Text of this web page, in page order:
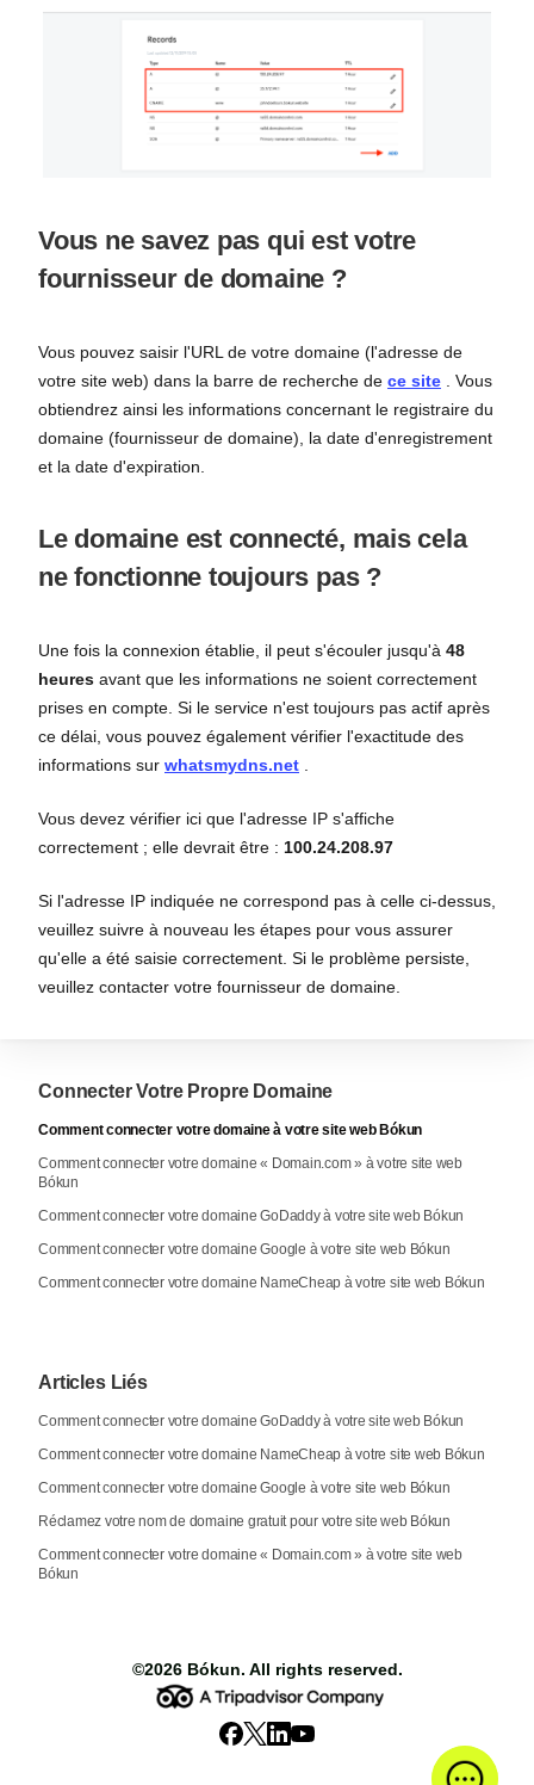
Vous ne savez pas qui est votre
fournisseur de domaine ?
Vous pouvez saisir l'URL de votre domaine (l'adresse de
votre site web) dans la barre de recherche de ce site . Vous
obtiendrez ainsi les informations concernant le registraire du
domaine (fournisseur de domaine), la date d'enregistrement
et la date d'expiration.
Le domaine est connecté, mais cela
ne fonctionne toujours pas ?
Une fois la connexion établie, il peut s'écouler jusqu'à 48
heures avant que les informations ne soient correctement
prises en compte. Si le service n'est toujours pas actif après
ce délai, vous pouvez également vérifier l'exactitude des
informations sur whatsmydns.net
Vous devez vérifier ici que l'adresse IP s'affiche
correctement ; elle devrait être : 100.24.208.97
Si l'adresse IP indiquée ne correspond pas à celle ci-dessus,
veuillez suivre à nouveau les étapes pour vous assurer
qu'elle a été saisie correctement. Si le problème persiste,
veuillez contacter votre fournisseur de domaine.
Connecter Votre Propre Domaine
Comment connecter votre domaine à votre site web Bókun
Comment connecter votre domaine « Domain.com » à votre site web
Bókun
Comment connecter votre domaine GoDaddy à votre site web Bókun
Comment connecter votre domaine Google à votre site web Bókun
Comment connecter votre domaine NameCheap à votre site web Bókun
Articles Liés
Comment connecter votre domaine GoDaddy à votre site web Bókun
Comment connecter votre domaine NameCheap à votre site web Bókun
Comment connecter votre domaine Google à votre site web Bókun
Réclamez votre nom de domaine gratuit pour votre site web Bókun
Comment connecter votre domaine « Domain.com » à votre site web
Bókun
©2026 Bókun. All rights reserved.